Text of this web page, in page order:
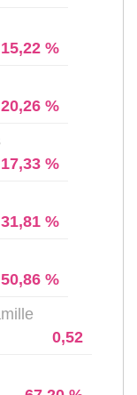
15,22 %
20,26 %
17,33 %
31,81 %
50,86 %
0,52